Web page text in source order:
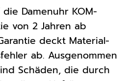
Damenuhr KOM-
von 2 Jahren ab
deckt Material-
ab. Ausgenommen
Schäden, die durch